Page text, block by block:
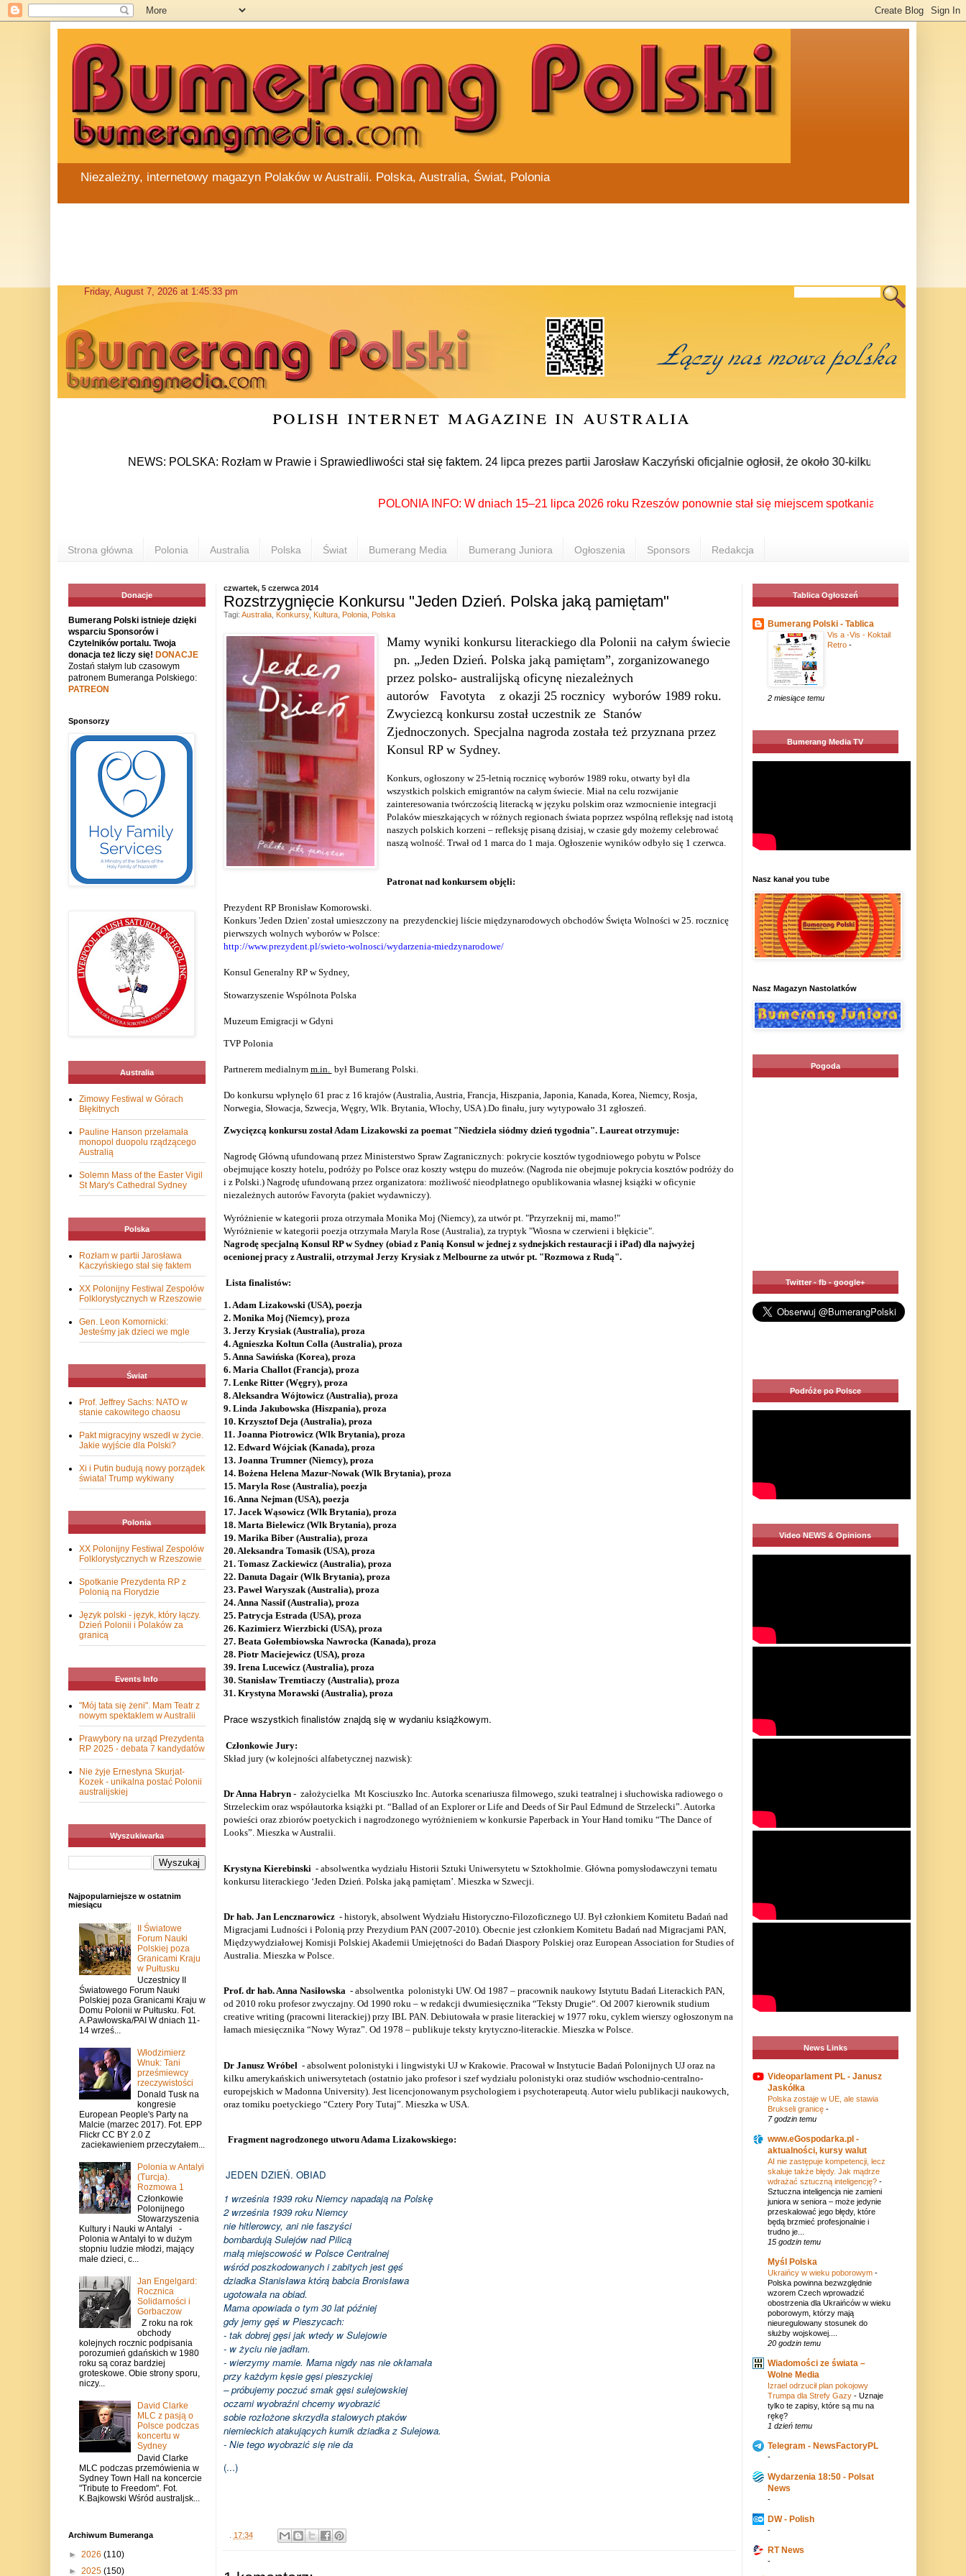
Niezależny, internetowy magazyn Polaków w Australii. Polska, Australia, Świat, Polonia
polish internet magazine in australia
NEWS: POLSKA: Rozłam w Prawie i Sprawiedliwości stał się faktem. 24 lipca prezes partii Jarosław Kaczyński oficjalnie ogłosił, że około 30-kilku posłów
POLONIA INFO: W dniach 15–21 lipca 2026 roku Rzeszów ponownie stał się miejscem spotkania Polonii z
Strona główna Polonia Australia Polska Świat Bumerang Media Bumerang Juniora Ogłoszenia Sponsors Redakcja
czwartek, 5 czerwca 2014
Rozstrzygnięcie Konkursu "Jeden Dzień. Polska jaką pamiętam"
Mamy wyniki konkursu literackiego dla Polonii na całym świecie
pn. „Jeden Dzień. Polska jaką pamiętam”, zorganizowanego
przez polsko- australijską oficynę niezależnych
autorów
Favotyta z okazji 25 rocznicy wyborów 1989 roku.
Zwyciezcą konkursu został uczestnik ze Stanów
Zjednoczonych. Specjalna nagroda została też przyznana przez
Konsul RP w Sydney.
Konkurs, ogłoszony w 25-letnią rocznicę wyborów 1989 roku, otwarty był dla
wszystkich polskich emigrantów na całym świecie. Miał na celu rozwijanie
zainteresowania twórczością literacką w języku polskim oraz wzmocnienie integracji
Polaków mieszkających w różnych regionach świata poprzez wspólną refleksję nad istotą
naszych polskich korzeni – refleksję pisaną dzisiaj, w czasie gdy możemy celebrować
naszą wolność. Trwał od 1 marca do 1 maja. Ogłoszenie wyników odbyło się 1 czerwca.
Patronat nad konkursem objęli:
Prezydent RP Bronisław Komorowski.
Konkurs 'Jeden Dzien' został umieszczony na prezydenckiej liście międzynarodowych obchodów Święta Wolności w 25. rocznicę
pierwszych wolnych wyborów w Polsce:
http://www.prezydent.pl/swieto-wolnosci/wydarzenia-miedzynarodowe/
Konsul Generalny RP w Sydney,
Stowarzyszenie Wspólnota Polska
Muzeum Emigracji w Gdyni
TVP Polonia
Partnerem medialnym m.in. był Bumerang Polski.
Do konkursu wpłynęlo 61 prac z 16 krajów (Australia, Austria, Francja, Hiszpania, Japonia, Kanada, Korea, Niemcy, Rosja,
Norwegia, Słowacja, Szwecja, Węgry, Wlk. Brytania, Włochy, USA ).Do finału, jury wytypowało 31 zgłoszeń.
Zwycięzcą konkursu został Adam Lizakowski za poemat "Niedziela siódmy dzień tygodnia". Laureat otrzymuje:
Nagrodę Główną ufundowaną przez Ministerstwo Spraw Zagranicznych: pokrycie kosztów tygodniowego pobytu w Polsce
obejmujące koszty hotelu, podróży po Polsce oraz koszty wstępu do muzeów. (Nagroda nie obejmuje pokrycia kosztów podróży do
i z Polski.) Nagrodę ufundowaną przez organizatora: możliwość nieodpłatnego opublikowania własnej książki w oficynie
niezależnych autorów Favoryta (pakiet wydawniczy).
Wyróżnienie w kategorii proza otrzymała Monika Moj (Niemcy), za utwór pt. "Przyrzeknij mi, mamo!"
Wyróżnienie w kategorii poezja otrzymała Maryla Rose (Australia), za tryptyk "Wiosna w czerwieni i błękicie".
Nagrodę specjalną Konsul RP w Sydney (obiad z Panią Konsul w jednej z sydnejskich restauracji i iPad) dla najwyżej
ocenionej pracy z Australii, otrzymał Jerzy Krysiak z Melbourne za utwór pt. "Rozmowa z Rudą".
Lista finalistów:
1. Adam Lizakowski (USA), poezja
2. Monika Moj (Niemcy), proza
3. Jerzy Krysiak (Australia), proza
4. Agnieszka Koltun Colla (Australia), proza
5. Anna Sawińska (Korea), proza
6. Maria Challot (Francja), proza
7. Lenke Ritter (Węgry), proza
8. Aleksandra Wójtowicz (Australia), proza
9. Linda Jakubowska (Hiszpania), proza
10. Krzysztof Deja (Australia), proza
11. Joanna Piotrowicz (Wlk Brytania), proza
12. Edward Wójciak (Kanada), proza
13. Joanna Trumner (Niemcy), proza
14. Bożena Helena Mazur-Nowak (Wlk Brytania), proza
15. Maryla Rose (Australia), poezja
16. Anna Nejman (USA), poezja
17. Jacek Wąsowicz (Wlk Brytania), proza
18. Marta Bielewicz (Wlk Brytania), proza
19. Marika Biber (Australia), proza
20. Aleksandra Tomasik (USA), proza
21. Tomasz Zackiewicz (Australia), proza
22. Danuta Dagair (Wlk Brytania), proza
23. Paweł Waryszak (Australia), proza
24. Anna Nassif (Australia), proza
25. Patrycja Estrada (USA), proza
26. Kazimierz Wierzbicki (USA), proza
27. Beata Gołembiowska Nawrocka (Kanada), proza
28. Piotr Maciejewicz (USA), proza
39. Irena Lucewicz (Australia), proza
30. Stanisław Tremtiaczy (Australia), proza
31. Krystyna Morawski (Australia), proza
Prace wszystkich finalistów znajdą się w wydaniu książkowym.
Członkowie Jury:
Skład jury (w kolejności alfabetycznej nazwisk):
Dr Anna Habryn- założycielka Mt Kosciuszko Inc. Autorka scenariusza filmowego, szuki teatralnej i słuchowiska radiowego o
Strzeleckim oraz współautorka książki pt. “Ballad of an Explorer or Life and Deeds of Sir Paul Edmund de Strzelecki”.Autorka
powieści oraz zbiorów poetyckich i nagrodzonego wyróżnieniem w konkursie Paperback in Your Hand tomiku “The Dance of
Looks”. Mieszka w Australii.
Krystyna Kierebinski - absolwentka wydziału Historii Sztuki Uniwersytetu w Sztokholmie. Główna pomysłodawczyni tematu
konkursu literackiego ‘Jeden Dzień. Polska jaką pamiętam’. Mieszka w Szwecji.
Dr hab. Jan Lencznarowicz - historyk, absolwent Wydziału Historyczno-Filozoficznego UJ. Był członkiem Komitetu Badań nad
Migracjami Ludności i Polonią przy Prezydium PAN (2007-2010). Obecnie jest członkiem Komitetu Badań nad Migracjami PAN,
Międzywydziałowej Komisji Polskiej Akademii Umiejętności do Badań Diaspory Polskiej oraz European Association for Studies of
Australia. Mieszka w Polsce.
Prof. dr hab. Anna Nasiłowska - absolwentka polonistyki UW. Od 1987 – pracownik naukowy Istytutu Badań Literackich PAN,
od 2010 roku profesor zwyczajny. Od 1990 roku – w redakcji dwumiesięcznika “Teksty Drugie“. Od 2007 kierownik studium
creative writing (pracowni literackiej) przy IBL PAN. Debiutowała w prasie literackiej w 1977 roku, cyklem wierszy ogłoszonym na
łamach miesięcznika “Nowy Wyraz”. Od 1978 – publikuje teksty krytyczno-literackie. Mieszka w Polsce.
Dr Janusz Wróbel - absolwent polonistyki i lingwistyki UJ w Krakowie. Pracował w Instytucie Badań Polonijnych UJ oraz na
kilku amerykańskich uniwersytetach (ostatnio jako profesor i szef wydziału polonistyki oraz studiów wschodnio-centralno-
europejskich w Madonna University). Jest licencjonowanym psychologiem i psychoterapeutą. Autor wielu publikacji naukowych,
oraz tomiku poetyckiego “Cztery Pory Tutaj”. Mieszka w USA.
Fragment nagrodzonego utworu Adama Lizakowskiego:
JEDEN DZIEŃ. OBIAD
1 września 1939 roku Niemcy napadają na Polskę
2 września 1939 roku Niemcy
nie hitlerowcy, ani nie faszyści
bombardują Sulejów nad Pilicą
małą miejscowość w Polsce Centralnej
wśród poszkodowanych i zabitych jest gęś
dziadka Stanisława którą babcia Bronisława
ugotowała na obiad.
Mama opowiada o tym 30 lat później
gdy jemy gęś w Pieszycach:
- tak dobrej gęsi jak wtedy w Sulejowie
- w życiu nie jadłam.
- wierzymy mamie. Mama nigdy nas nie okłamała
przy każdym kęsie gęsi pieszyckiej
– próbujemy poczuć smak gęsi sulejowskiej
oczami wyobraźni chcemy wyobrazić
sobie rozłożone skrzydła stalowych ptaków
niemieckich atakujących kurnik dziadka z Sulejowa.
- Nie tego wyobrazić się nie da
(...)
17:34
Tagi: Australia, Konkursy, Kultura, Polonia, Polska
Donacje
Bumerang Polski istnieje dzięki
wsparciu Sponsorów i
Czytelników portalu. Twoja
donacja też liczy się! DONACJE
Zostań stałym lub czasowym
patronem Bumeranga Polskiego:
PATREON
Sponsorzy
Australia
Zimowy Festiwal w Górach
Błękitnych
Pauline Hanson przełamała
monopol duopolu rządzącego
Australią
Solemn Mass of the Easter Vigil
St Mary's Cathedral Sydney
Polska
Rozłam w partii Jarosława
Kaczyńskiego stał się faktem
XX Polonijny Festiwal Zespołów
Folklorystycznych w Rzeszowie
Gen. Leon Komornicki:
Jesteśmy jak dzieci we mgle
Świat
Prof. Jeffrey Sachs: NATO w
stanie cakowitego chaosu
Pakt migracyjny wszedł w życie.
Jakie wyjście dla Polski?
Xi i Putin budują nowy porządek
świata! Trump wykiwany
Polonia
XX Polonijny Festiwal Zespołów
Folklorystycznych w Rzeszowie
Spotkanie Prezydenta RP z
Polonią na Florydzie
Język polski - język, który łączy.
Dzień Polonii i Polaków za
granicą
Events Info
"Mój tata się żeni". Mam Teatr z
nowym spektaklem w Australii
Prawybory na urząd Prezydenta
RP 2025 - debata 7 kandydatów
Nie żyje Ernestyna Skurjat-
Kozek - unikalna postać Polonii
australijskiej
Wyszukiwarka
Najpopularniejsze w ostatnim
miesiącu
II Światowe
Forum Nauki
Polskiej poza
Granicami Kraju
w Pułtusku
Uczestnicy II
Światowego Forum Nauki
Polskiej poza Granicami Kraju w
Domu Polonii w Pułtusku. Fot.
A.Pawłowska/PAI W dniach 11-
14 wrześ...
Włodzimierz
Wnuk: Tani
prześmiewcy
rzeczywistości
Donald Tusk na
kongresie
European People's Party na
Malcie (marzec 2017). Fot. EPP
Flickr CC BY 2.0 Z
zaciekawieniem przeczytałem...
Polonia w Antalyi
(Turcja).
Rozmowa 1
Członkowie
Polonijnego
Stowarzyszenia
Kultury i Nauki w Antalyi -
Polonia w Antalyi to w dużym
stopniu ludzie młodzi, mający
małe dzieci, c...
Jan Engelgard:
Rocznica
Solidarności i
Gorbaczow
Z roku na rok
obchody
kolejnych rocznic podpisania
porozumień gdańskich w 1980
roku są coraz bardziej
groteskowe. Obie strony sporu,
niczy...
David Clarke
MLC z pasją o
Polsce podczas
koncertu w
Sydney
David Clarke
MLC podczas przemówienia w
Sydney Town Hall na koncercie
"Tribute to Freedom". Fot.
K.Bajkowski Wśród australjsk...
Archiwum Bumeranga
► 2026 (110)
► 2025 (150)
Tablica Ogłoszeń
Bumerang Polski - Tablica
Vis a -Vis - Koktail
Retro -
2 miesiące temu
Bumerang Media TV
Nasz kanał you tube
Nasz Magazyn Nastolatków
Pogoda
Twitter - fb - google+
Podróże po Polsce
Video NEWS & Opinions
News Links
Videoparlament PL - Janusz
Jaskółka
Polska zostaje w UE, ale stawia
Brukseli granicę -
7 godzin temu
www.eGospodarka.pl -
aktualności, kursy walut
AI nie zastępuje kompetencji, lecz
skaluje także błędy. Jak mądrze
wdrażać sztuczną inteligencję? -
Sztuczna inteligencja nie zamieni
juniora w seniora – może jedynie
przeskalować jego błędy, które
będą brzmieć profesjonalnie i
trudno je...
15 godzin temu
Myśl Polska
Ukraińcy w wieku poborowym -
Polska powinna bezwzględnie
wzorem Czech wprowadzić
obostrzenia dla Ukraińców w wieku
poborowym, którzy mają
nieuregulowany stosunek do
służby wojskowej....
20 godzin temu
Wiadomości ze świata –
Wolne Media
Izrael odrzucił plan pokojowy
Trumpa dla Strefy Gazy - Uznaje
tylko te zapisy, które są mu na
rękę?
1 dzień temu
Telegram - NewsFactoryPL
-
Wydarzenia 18:50 - Polsat
News
-
DW - Polish
-
RT News
-